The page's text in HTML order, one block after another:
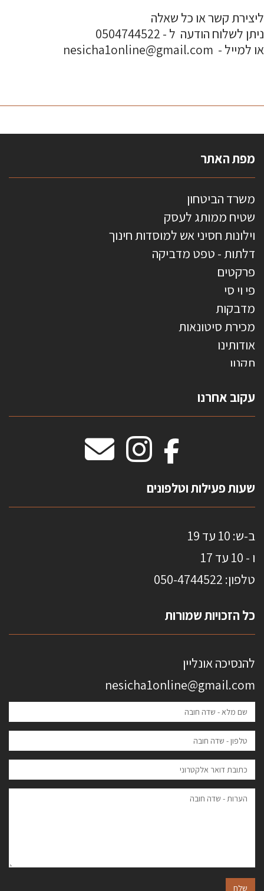
ליצירת קשר או כל שאלה
ניתן לשלוח הודעה ל - 0504744522
או למייל - nesicha1online@gmail.com
מפת האתר
משרד הביטחון
שטיח ממותג לעסק
וילונות חסיני אש למוסדות חינוך
דלתות - טפט מדביקה
פרקטים
פי וי סי
מדבקות
מכירת סיטונאות
אודותינו
תקנון
טפטים משולשים
וילונות חסיני אש
מדבקות אנטי סאן
עקוב אחרנו
שעות פעילות וטלפונים
ב-ש: 10 עד 19
ו - 10 עד 17
טלפון: 0 50-4744522
כל הזכויות שמורות
להנסיכה אונליין
nesicha1online@gmail.com
שלח